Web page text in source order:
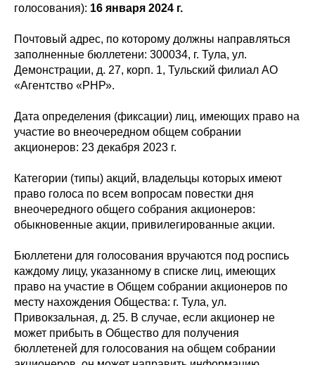
голосования): 16 января 2024 г.
Почтовый адрес, по которому должны направляться
заполненные бюллетени: 300034, г. Тула, ул.
Демонстрации, д. 27, корп. 1, Тульский филиал АО
«Агентство «РНР».
Дата определения (фиксации) лиц, имеющих право на
участие во внеочередном общем собрании
акционеров: 23 декабря 2023 г.
Категории (типы) акций, владельцы которых имеют
право голоса по всем вопросам повестки дня
внеочередного общего собрания акционеров:
обыкновенные акции, привилегированные акции.
Бюллетени для голосования вручаются под роспись
каждому лицу, указанному в списке лиц, имеющих
право на участие в Общем собрании акционеров по
месту нахождения Общества: г. Тула, ул.
Привокзальная, д. 25. В случае, если акционер не
может прибыть в Общество для получения
бюллетеней для голосования на общем собрании